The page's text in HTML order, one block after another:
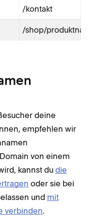
/kontakt
/shop/produktname
deine
empfehlen wir
von einem
kannst du die
oder sie bei
und mit
verbinden.